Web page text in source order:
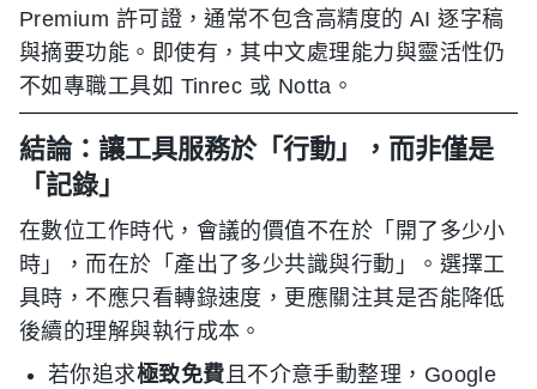
Premium 許可證，通常不包含高精度的 AI 逐字稿
與摘要功能。即使有，其中文處理能力與靈活性仍
不如專職工具如 Tinrec 或 Notta。
結論：讓工具服務於「行動」，而非僅是
「記錄」
在數位工作時代，會議的價值不在於「開了多少小
時」，而在於「產出了多少共識與行動」。選擇工
具時，不應只看轉錄速度，更應關注其是否能降低
後續的理解與執行成本。
若你追求極致免費且不介意手動整理，Google